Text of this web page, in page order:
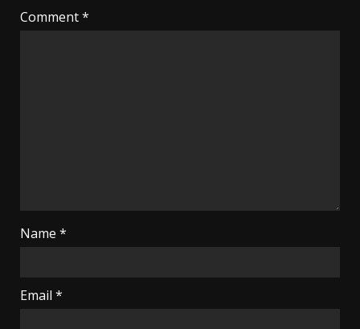
Comment*
Name *
Email *